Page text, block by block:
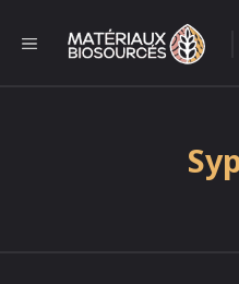
contenu
MENU